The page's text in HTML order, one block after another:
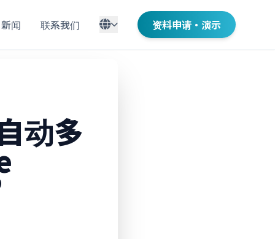
新闻 联系我们 资料申请・演示
动多